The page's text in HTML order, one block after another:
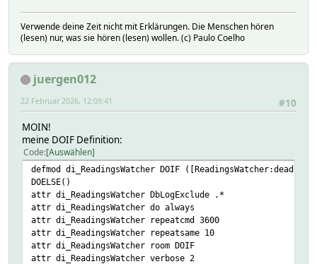
Verwende deine Zeit nicht mit Erklärungen. Die Menschen hören
(lesen) nur, was sie hören (lesen) wollen. (c) Paulo Coelho
juergen012
#10
22 Februar 2026, 12:09:41
MOIN!
meine DOIF Definition:
Code Auswählen
defmod di_ReadingsWatcher DOIF ([ReadingsWatcher:dead]
DOELSE()
attr di_ReadingsWatcher DbLogExclude .*
attr di_ReadingsWatcher do always
attr di_ReadingsWatcher repeatcmd 3600
attr di_ReadingsWatcher repeatsame 10
attr di_ReadingsWatcher room DOIF
attr di_ReadingsWatcher verbose 2